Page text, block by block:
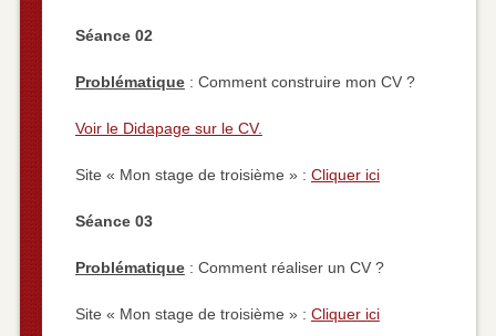
Séance 02
Problématique: Comment construire mon CV ?
Voir le Didapage sur le CV.
Site « Mon stage de troisième » : Cliquer ici
Séance 03
Problématique: Comment réaliser un CV ?
Site « Mon stage de troisième » : Cliquer ici